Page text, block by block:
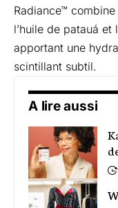
Radiance™
l’huile de patauá et
apportant une
scintillant subtil.
A lire aussi